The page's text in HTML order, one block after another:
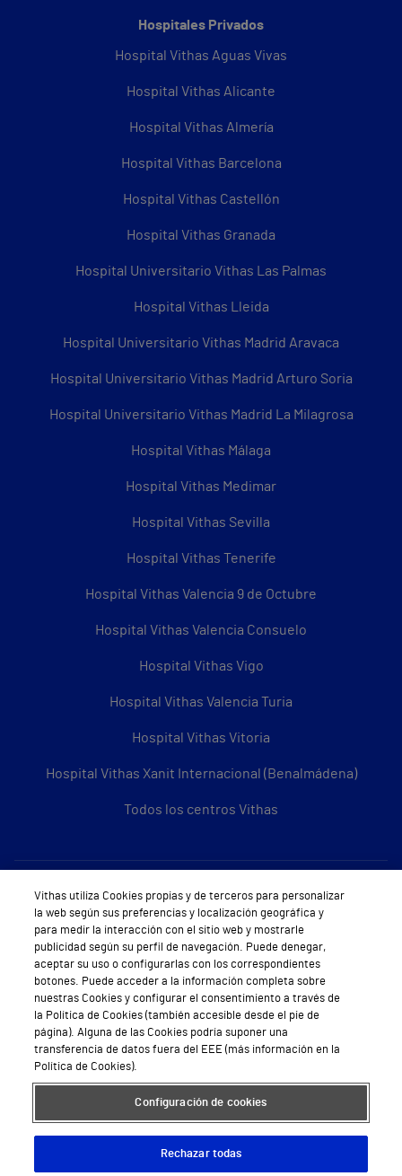
Hospitales Privados
Hospital Vithas Aguas Vivas
Hospital Vithas Alicante
Hospital Vithas Almería
Hospital Vithas Barcelona
Hospital Vithas Castellón
Hospital Vithas Granada
Hospital Universitario Vithas Las Palmas
Hospital Vithas Lleida
Hospital Universitario Vithas Madrid Aravaca
Hospital Universitario Vithas Madrid Arturo Soria
Hospital Universitario Vithas Madrid La Milagrosa
Hospital Vithas Málaga
Hospital Vithas Medimar
Hospital Vithas Sevilla
Hospital Vithas Tenerife
Hospital Vithas Valencia 9 de Octubre
Hospital Vithas Valencia Consuelo
Hospital Vithas Vigo
Hospital Vithas Valencia Turia
Hospital Vithas Vitoria
Hospital Vithas Xanit Internacional (Benalmádena)
Todos los centros Vithas
Sobre Vithas
Quiénes somos
Trabajar en Vithas
Teléfono Cita Médica
Teléfono Atención al Cliente
Política de seguridad y salud en el trabajo
Conoce a Supervita
Aviso Legal Política de cookies Política de privacidad Mapa web Protección de datos
Vithas utiliza Cookies propias y de terceros para personalizar
la web según sus preferencias y localización geográfica y
para medir la interacción con el sitio web y mostrarle
publicidad según su perfil de navegación. Puede denegar,
aceptar su uso o configurarlas con los correspondientes
botones. Puede acceder a la información completa sobre
nuestras Cookies y configurar el consentimiento a través de
la Política de Cookies (también accesible desde el pie de
página). Alguna de las Cookies podría suponer una
transferencia de datos fuera del EEE (más información en la
Política de Cookies).
Configuración de cookies
Rechazar todas